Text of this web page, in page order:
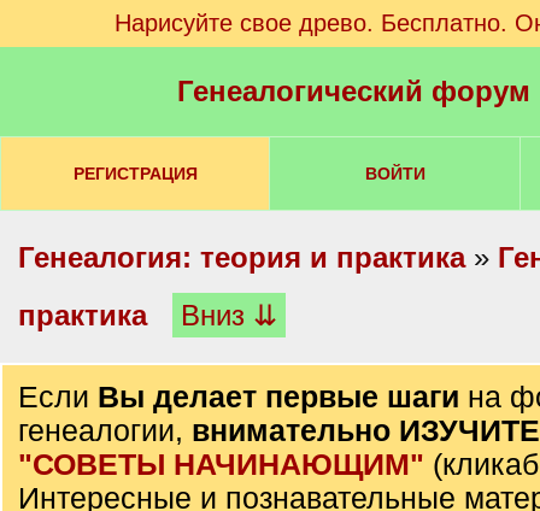
Нарисуйте свое древо. Бесплатно.
Генеалогический
РЕГИСТРАЦИЯ ВОЙТИ
Генеалогия: теория и практика»
практика
Вниз ⇊
Если Вы делает первые шаги на
генеалогии, внимательно
"СОВЕТЫ НАЧИНАЮЩИМ"
Интересные и познавательные